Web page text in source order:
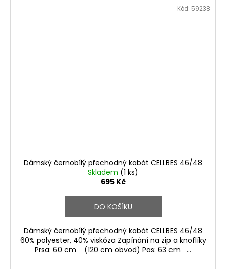
Dámský černobílý přechodný kabát CELLBES 46/48
Skladem (1 ks)
695 Kč
DO KOŠÍKU
Dámský černobílý přechodný kabát CELLBES 46/48
60% polyester, 40% viskóza Zapínání na zip a knoflíky
Prsa: 60 cm (120 cm obvod) Pas: 63 cm ...
Kód: 59238